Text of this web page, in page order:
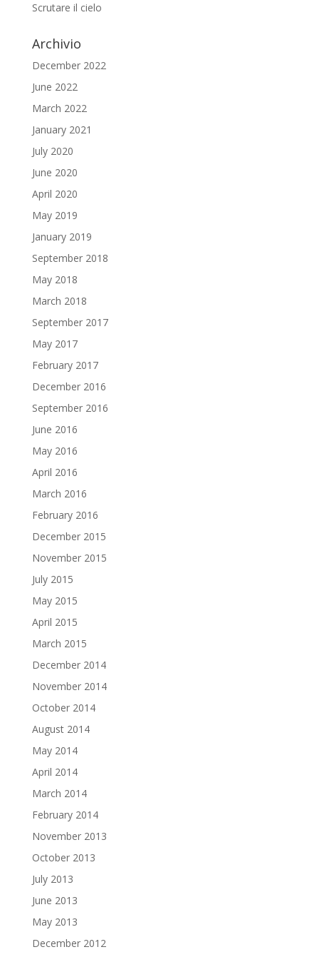
Scrutare il cielo
Archivio
December 2022
June 2022
March 2022
January 2021
July 2020
June 2020
April 2020
May 2019
January 2019
September 2018
May 2018
March 2018
September 2017
May 2017
February 2017
December 2016
September 2016
June 2016
May 2016
April 2016
March 2016
February 2016
December 2015
November 2015
July 2015
May 2015
April 2015
March 2015
December 2014
November 2014
October 2014
August 2014
May 2014
April 2014
March 2014
February 2014
November 2013
October 2013
July 2013
June 2013
May 2013
December 2012